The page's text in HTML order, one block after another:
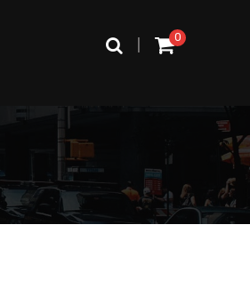
0
|